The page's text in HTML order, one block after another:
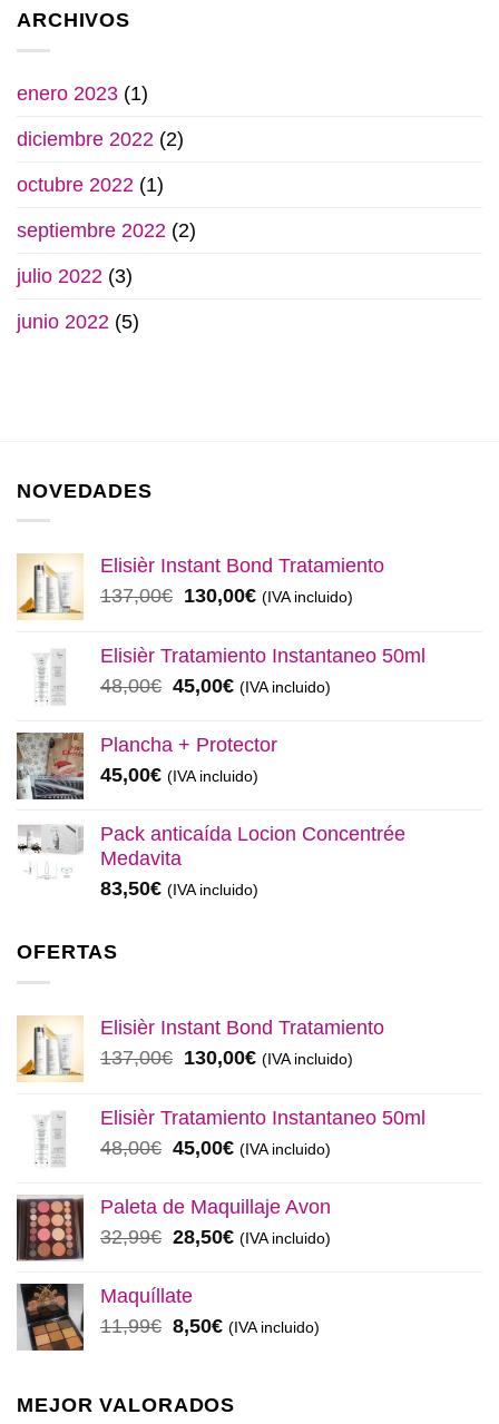
ARCHIVOS
enero 2023 (1)
diciembre 2022 (2)
octubre 2022 (1)
septiembre 2022 (2)
julio 2022 (3)
junio 2022 (5)
NOVEDADES
Elisièr Instant Bond Tratamiento
137,00€ El
original
137,00€.
130,00€El
actual
130,00€.
(IVA incluido)
Elisièr Tratamiento Instantaneo 50ml
48,00€ El
original
48,00€.
45,00€El
actual
45,00€.
(IVA incluido)
Plancha + Protector
45,00€ (IVA incluido)
Pack anticaída Locion Concentrée
Medavita
83,50€ (IVA incluido)
OFERTAS
Elisièr Instant Bond Tratamiento
137,00€ El
original
137,00€.
130,00€El
actual
130,00€.
(IVA incluido)
Elisièr Tratamiento Instantaneo 50ml
48,00€ El
original
48,00€.
45,00€El
actual
45,00€.
(IVA incluido)
Paleta de Maquillaje Avon
32,99€ El
original
32,99€.
28,50€El
28,50€.
(IVA incluido)
Maquíllate
11,99€ El
era:
8,50€El
es:
(IVA incluido)
MEJOR VALORADOS